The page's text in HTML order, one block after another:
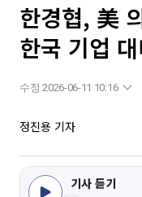
한경협, 美
한국 기업
수정 2026-06-11 10:16
정진용 기자
기사 듣기